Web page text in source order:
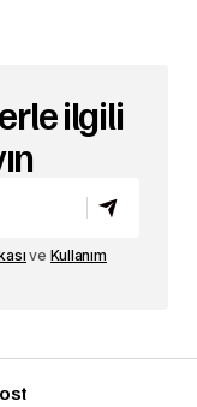
ilgili
ve Kullanım